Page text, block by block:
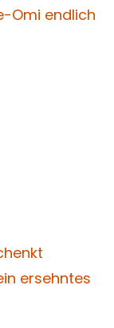
Omi endlich
ersehntes